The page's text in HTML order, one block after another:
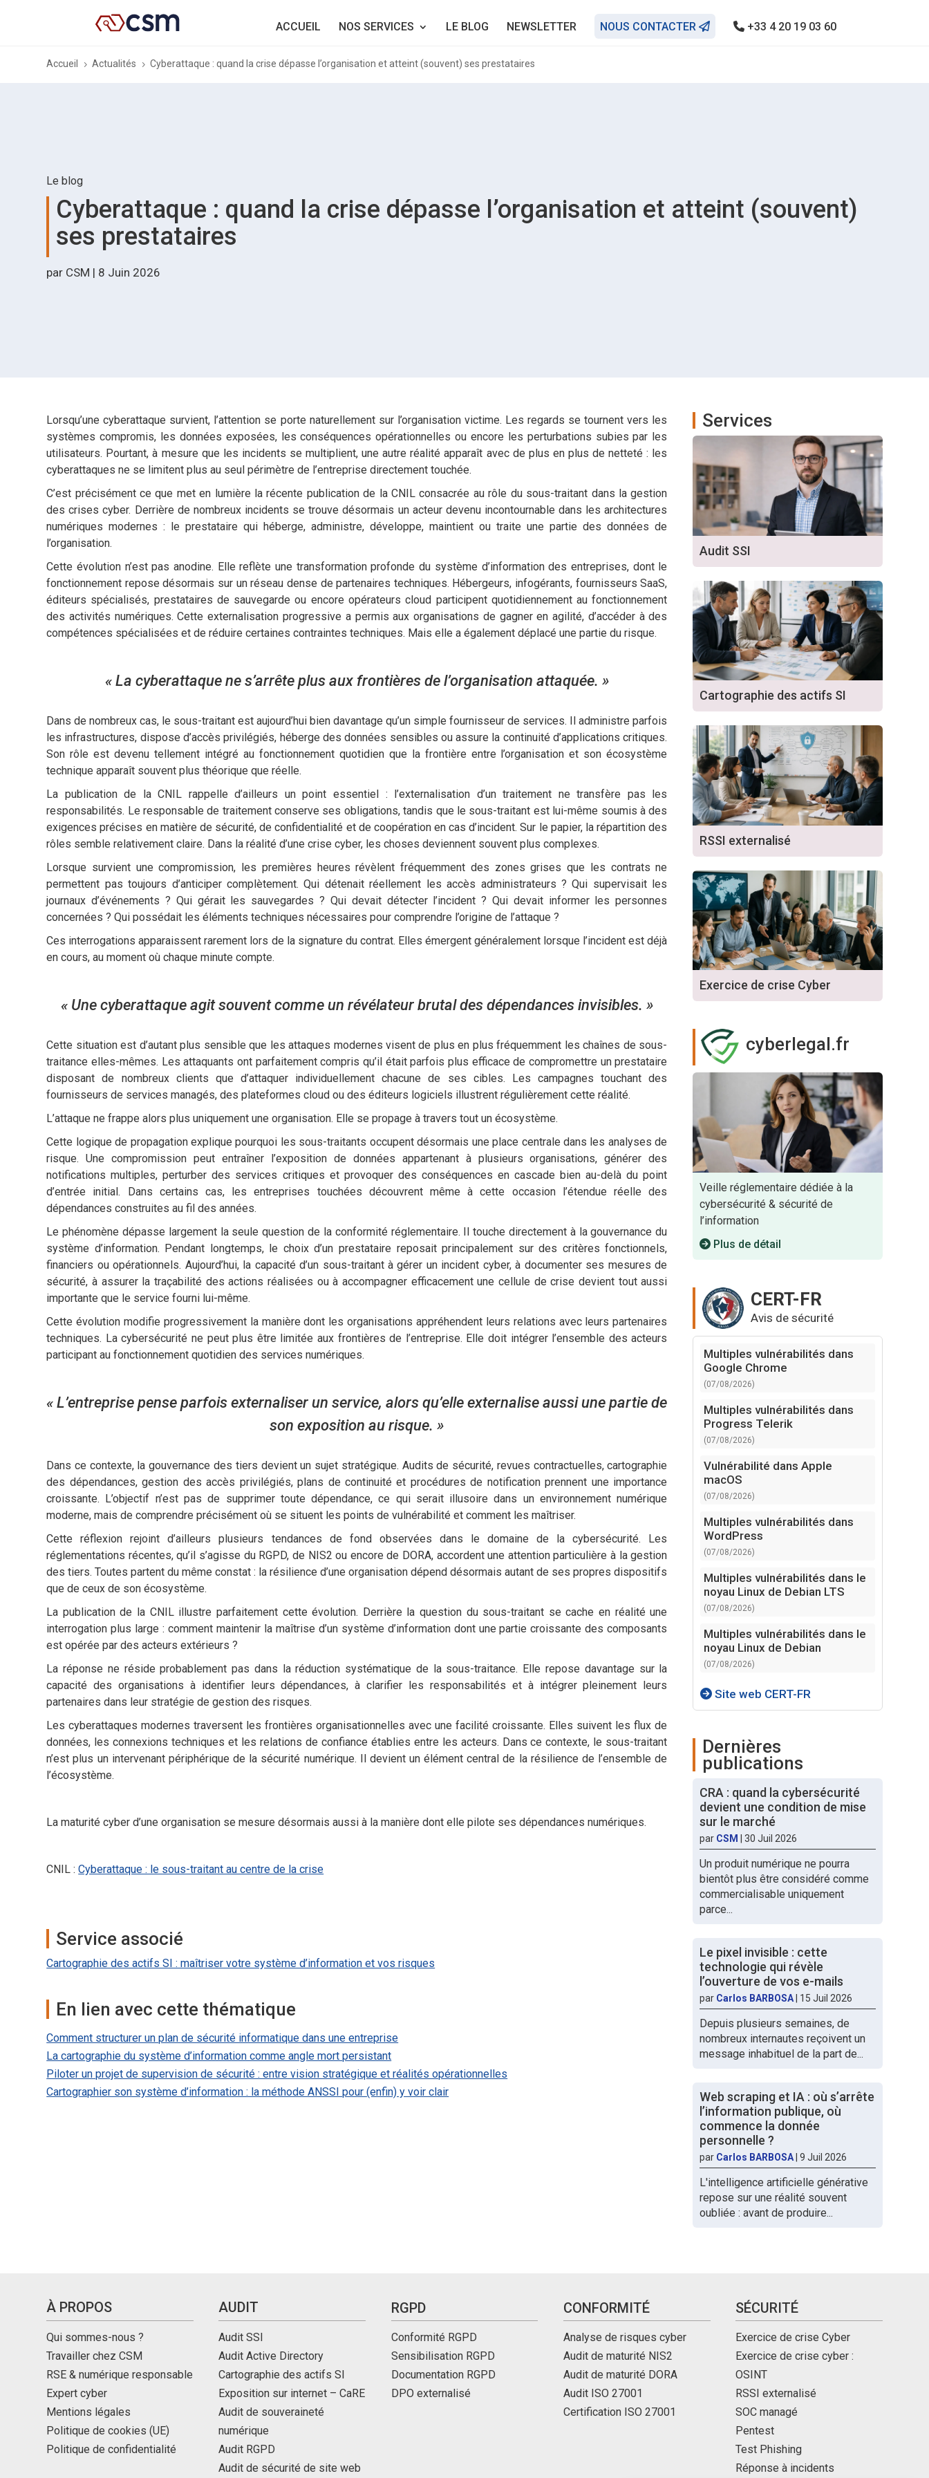
ACCUEIL NOS SERVICES LE BLOG NEWSLETTER NOUS CONTACTER +33 4 20 19 03 60
Accueil 5 Actualités 5 Cyberattaque : quand la crise dépasse l’organisation et atteint (souvent) ses prestataires
Le blog
Cyberattaque : quand la crise dépasse l’organisation et atteint (souvent)
ses prestataires
par CSM | 8 Juin 2026
Lorsqu’une cyberattaque survient, l’attention se porte naturellement sur l’organisation victime. Les regards se tournent vers les
systèmes compromis, les données exposées, les conséquences opérationnelles ou encore les perturbations subies par les
utilisateurs. Pourtant, à mesure que les incidents se multiplient, une autre réalité apparaît avec de plus en plus de netteté : les
cyberattaques ne se limitent plus au seul périmètre de l’entreprise directement touchée.
C’est précisément ce que met en lumière la récente publication de la CNIL consacrée au rôle du sous-traitant dans la gestion
des crises cyber. Derrière de nombreux incidents se trouve désormais un acteur devenu incontournable dans les architectures
numériques modernes : le prestataire qui héberge, administre, développe, maintient ou traite une partie des données de
l’organisation.
Cette évolution n’est pas anodine. Elle reflète une transformation profonde du système d’information des entreprises, dont le
fonctionnement repose désormais sur un réseau dense de partenaires techniques. Hébergeurs, infogérants, fournisseurs SaaS,
éditeurs spécialisés, prestataires de sauvegarde ou encore opérateurs cloud participent quotidiennement au fonctionnement
des activités numériques. Cette externalisation progressive a permis aux organisations de gagner en agilité, d’accéder à des
compétences spécialisées et de réduire certaines contraintes techniques. Mais elle a également déplacé une partie du risque.
« La cyberattaque ne s’arrête plus aux frontières de l’organisation attaquée. »
Dans de nombreux cas, le sous-traitant est aujourd’hui bien davantage qu’un simple fournisseur de services. Il administre parfois
les infrastructures, dispose d’accès privilégiés, héberge des données sensibles ou assure la continuité d’applications critiques.
Son rôle est devenu tellement intégré au fonctionnement quotidien que la frontière entre l’organisation et son écosystème
technique apparaît souvent plus théorique que réelle.
La publication de la CNIL rappelle d’ailleurs un point essentiel : l’externalisation d’un traitement ne transfère pas les
responsabilités. Le responsable de traitement conserve ses obligations, tandis que le sous-traitant est lui-même soumis à des
exigences précises en matière de sécurité, de confidentialité et de coopération en cas d’incident. Sur le papier, la répartition des
rôles semble relativement claire. Dans la réalité d’une crise cyber, les choses deviennent souvent plus complexes.
Lorsque survient une compromission, les premières heures révèlent fréquemment des zones grises que les contrats ne
permettent pas toujours d’anticiper complètement. Qui détenait réellement les accès administrateurs ? Qui supervisait les
journaux d’événements ? Qui gérait les sauvegardes ? Qui devait détecter l’incident ? Qui devait informer les personnes
concernées ? Qui possédait les éléments techniques nécessaires pour comprendre l’origine de l’attaque ?
Ces interrogations apparaissent rarement lors de la signature du contrat. Elles émergent généralement lorsque l’incident est déjà
en cours, au moment où chaque minute compte.
« Une cyberattaque agit souvent comme un révélateur brutal des dépendances invisibles. »
Cette situation est d’autant plus sensible que les attaques modernes visent de plus en plus fréquemment les chaînes de sous-
traitance elles-mêmes. Les attaquants ont parfaitement compris qu’il était parfois plus efficace de compromettre un prestataire
disposant de nombreux clients que d’attaquer individuellement chacune de ses cibles. Les campagnes touchant des
fournisseurs de services managés, des plateformes cloud ou des éditeurs logiciels illustrent régulièrement cette réalité.
L’attaque ne frappe alors plus uniquement une organisation. Elle se propage à travers tout un écosystème.
Cette logique de propagation explique pourquoi les sous-traitants occupent désormais une place centrale dans les analyses de
risque. Une compromission peut entraîner l’exposition de données appartenant à plusieurs organisations, générer des
notifications multiples, perturber des services critiques et provoquer des conséquences en cascade bien au-delà du point
d’entrée initial. Dans certains cas, les entreprises touchées découvrent même à cette occasion l’étendue réelle des
dépendances construites au fil des années.
Le phénomène dépasse largement la seule question de la conformité réglementaire. Il touche directement à la gouvernance du
système d’information. Pendant longtemps, le choix d’un prestataire reposait principalement sur des critères fonctionnels,
financiers ou opérationnels. Aujourd’hui, la capacité d’un sous-traitant à gérer un incident cyber, à documenter ses mesures de
sécurité, à assurer la traçabilité des actions réalisées ou à accompagner efficacement une cellule de crise devient tout aussi
importante que le service fourni lui-même.
Cette évolution modifie progressivement la manière dont les organisations appréhendent leurs relations avec leurs partenaires
techniques. La cybersécurité ne peut plus être limitée aux frontières de l’entreprise. Elle doit intégrer l’ensemble des acteurs
participant au fonctionnement quotidien des services numériques.
« L’entreprise pense parfois externaliser un service, alors qu’elle externalise aussi une partie de
son exposition au risque. »
Dans ce contexte, la gouvernance des tiers devient un sujet stratégique. Audits de sécurité, revues contractuelles, cartographie
des dépendances, gestion des accès privilégiés, plans de continuité et procédures de notification prennent une importance
croissante. L’objectif n’est pas de supprimer toute dépendance, ce qui serait illusoire dans un environnement numérique
moderne, mais de comprendre précisément où se situent les points de vulnérabilité et comment les maîtriser.
Cette réflexion rejoint d’ailleurs plusieurs tendances de fond observées dans le domaine de la cybersécurité. Les
réglementations récentes, qu’il s’agisse du RGPD, de NIS2 ou encore de DORA, accordent une attention particulière à la gestion
des tiers. Toutes partent du même constat : la résilience d’une organisation dépend désormais autant de ses propres dispositifs
que de ceux de son écosystème.
La publication de la CNIL illustre parfaitement cette évolution. Derrière la question du sous-traitant se cache en réalité une
interrogation plus large : comment maintenir la maîtrise d’un système d’information dont une partie croissante des composants
est opérée par des acteurs extérieurs ?
La réponse ne réside probablement pas dans la réduction systématique de la sous-traitance. Elle repose davantage sur la
capacité des organisations à identifier leurs dépendances, à clarifier les responsabilités et à intégrer pleinement leurs
partenaires dans leur stratégie de gestion des risques.
Les cyberattaques modernes traversent les frontières organisationnelles avec une facilité croissante. Elles suivent les flux de
données, les connexions techniques et les relations de confiance établies entre les acteurs. Dans ce contexte, le sous-traitant
n’est plus un intervenant périphérique de la sécurité numérique. Il devient un élément central de la résilience de l’ensemble de
l’écosystème.
La maturité cyber d’une organisation se mesure désormais aussi à la manière dont elle pilote ses dépendances numériques.
CNIL :Cyberattaque : le sous-traitant au centre de la crise
Service associé
Cartographie des actifs SI : maîtriser votre système d’information et vos risques
En lien avec cette thématique
Comment structurer un plan de sécurité informatique dans une entreprise
La cartographie du système d’information comme angle mort persistant
Piloter un projet de supervision de sécurité : entre vision stratégique et réalités opérationnelles
Cartographier son système d’information : la méthode ANSSI pour (enfin) y voir clair
Services
Audit SSI
Cartographie des actifs SI
RSSI externalisé
Exercice de crise Cyber
cyberlegal.fr
Veille réglementaire dédiée à la
cybersécurité & sécurité de
l’information
Plus de détail
CERT-FR
Avis de sécurité
Multiples vulnérabilités dans
Google Chrome
(07/08/2026)
Multiples vulnérabilités dans
Progress Telerik
(07/08/2026)
Vulnérabilité dans Apple
macOS
(07/08/2026)
Multiples vulnérabilités dans
WordPress
(07/08/2026)
Multiples vulnérabilités dans le
noyau Linux de Debian LTS
(07/08/2026)
Multiples vulnérabilités dans le
noyau Linux de Debian
(07/08/2026)
Site web CERT-FR
Dernières
publications
CRA : quand la cybersécurité
devient une condition de mise
sur le marché
par CSM | 30 Juil 2026
Un produit numérique ne pourra
bientôt plus être considéré comme
commercialisable uniquement
parce...
Le pixel invisible : cette
technologie qui révèle
l’ouverture de vos e-mails
par Carlos BARBOSA| 15 Juil 2026
Depuis plusieurs semaines, de
nombreux internautes reçoivent un
message inhabituel de la part de...
Web scraping et IA : où s’arrête
l’information publique, où
commence la donnée
personnelle ?
par Carlos BARBOSA| 9 Juil 2026
L'intelligence artificielle générative
repose sur une réalité souvent
oubliée : avant de produire...
À PROPOS
Qui sommes-nous ?
Travailler chez CSM
RSE & numérique responsable
Expert cyber
Mentions légales
Politique de cookies (UE)
Politique de confidentialité
AUDIT
Audit SSI
Audit Active Directory
Cartographie des actifs SI
Exposition sur internet – CaRE
Audit de souveraineté
numérique
Audit RGPD
Audit de sécurité de site web
RGPD
Conformité RGPD
Sensibilisation RGPD
Documentation RGPD
DPO externalisé
CONFORMITÉ
Analyse de risques cyber
Audit de maturité NIS2
Audit de maturité DORA
Audit ISO 27001
Certification ISO 27001
SÉCURITÉ
Exercice de crise Cyber
Exercice de crise cyber :
OSINT
RSSI externalisé
SOC managé
Pentest
Test Phishing
Réponse à incidents